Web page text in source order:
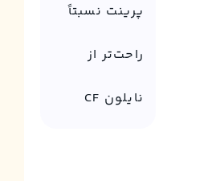
پرینت نسبتاً
راحت‌تر از
نایلون CF